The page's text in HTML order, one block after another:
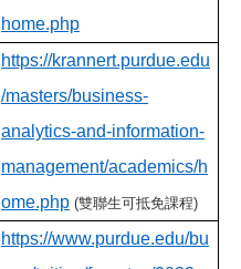
home.php
https://krannert.purdue.edu
/masters/business-
analytics-and-information-
management/academics/h
ome.php (雙聯生可抵免課程)
https://www.purdue.edu/bu